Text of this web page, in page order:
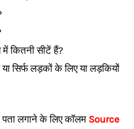
कितनी सीटें हैं?
सिर्फ लड़कों के लिए या लड़कियों
पता लगाने के लिए कॉलम Source